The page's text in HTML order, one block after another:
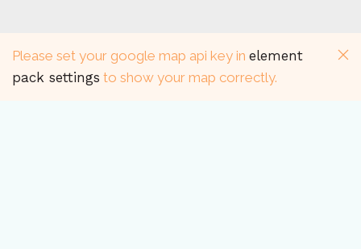
Please set your google map api key in element
pack settings to show your map correctly.